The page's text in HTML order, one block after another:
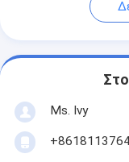
Ms. Ivy